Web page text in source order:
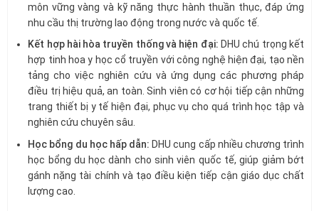
môn vững vàng và kỹ năng thực hành thuần thục, đáp ứng
nhu cầu thị trường lao động trong nước và quốc tế.
Kết hợp hài hòa truyền thống và hiện đại: DHU chú trọng kết
hợp tinh hoa y học cổ truyền với công nghệ hiện đại, tạo nền
tảng cho việc nghiên cứu và ứng dụng các phương pháp
điều trị hiệu quả, an toàn. Sinh viên có cơ hội tiếp cận những
trang thiết bị y tế hiện đại, phục vụ cho quá trình học tập và
nghiên cứu chuyên sâu.
Học bổng du học hấp dẫn: DHU cung cấp nhiều chương trình
học bổng du học dành cho sinh viên quốc tế, giúp giảm bớt
gánh nặng tài chính và tạo điều kiện tiếp cận giáo dục chất
lượng cao.